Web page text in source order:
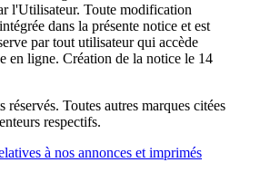
l'Utilisateur. Toute modification
dans la présente notice et est
par tout utilisateur qui accède
en ligne. Création de la notice le 14
Toutes autres marques citées
respectifs.
à nos annonces et imprimés